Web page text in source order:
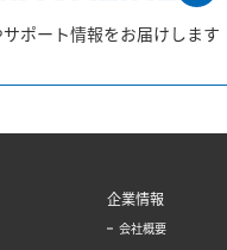
ポート情報をお届けします
企業情報
会社概要